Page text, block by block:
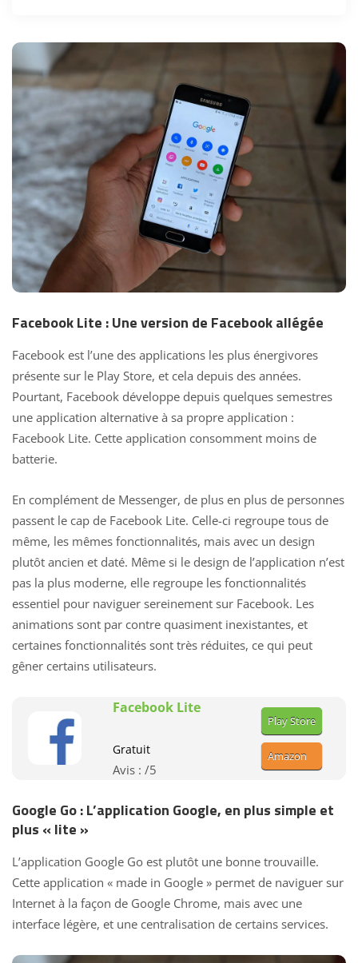
Facebook Lite : Une version de Facebook allégée
Facebook est l’une des applications les plus énergivores
présente sur le Play Store, et cela depuis des années.
Pourtant, Facebook développe depuis quelques semestres
une application alternative à sa propre application :
Facebook Lite. Cette application consomment moins de
batterie.
En complément de Messenger, de plus en plus de personnes
passent le cap de Facebook Lite. Celle-ci regroupe tous de
même, les mêmes fonctionnalités, mais avec un design
plutôt ancien et daté. Même si le design de l’application n’est
pas la plus moderne, elle regroupe les fonctionnalités
essentiel pour naviguer sereinement sur Facebook. Les
animations sont par contre quasiment inexistantes, et
certaines fonctionnalités sont très réduites, ce qui peut
gêner certains utilisateurs.
Facebook Lite
Gratuit
Avis : /5
Play Store
Amazon
Google Go : L’application Google, en plus simple et
plus « lite »
L’application Google Go est plutôt une bonne trouvaille.
Cette application « made in Google » permet de naviguer sur
Internet à la façon de Google Chrome, mais avec une
interface légère, et une centralisation de certains services.